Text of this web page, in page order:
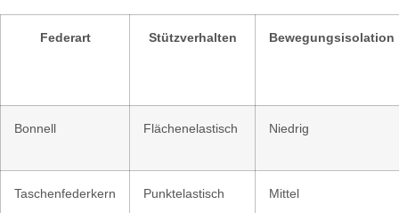
Federart Stützverhalten Bewegungsisolation
Bonnell Flächenelastisch Niedrig
Taschenfederkern Punktelastisch Mittel